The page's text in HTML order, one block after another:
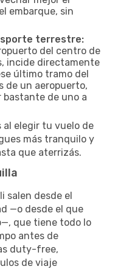
embarque, sin
terrestre:
del centro de
incide directamente
último tramo del
de un aeropuerto,
de uno a
elegir tu vuelo de
más tranquilo y
que aterrizás.
salen desde el
—o desde el que
que tiene todo lo
antes de
duty-free,
de viaje